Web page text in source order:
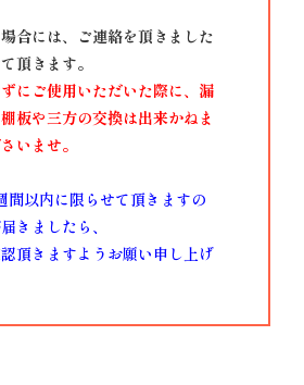
合には、ご連絡を頂きました
頂きます。
にご使用いただいた際に、漏
板や三方の交換は出来かねま
いませ。
以内に限らせて頂きますの
きましたら、
頂きますようお願い申し上げ